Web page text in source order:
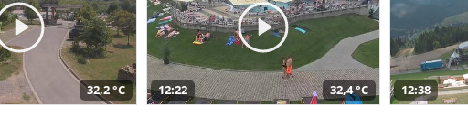
32,2 °C 12:22 32,4 °C 12:38